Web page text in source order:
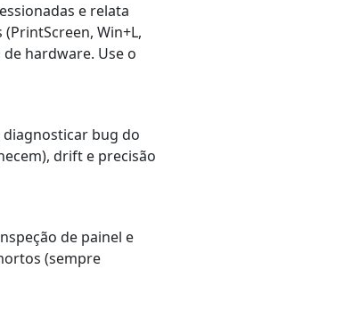
e relata
Win+L,
hardware. Use o
bug do
drift e precisão
de painel e
(sempre